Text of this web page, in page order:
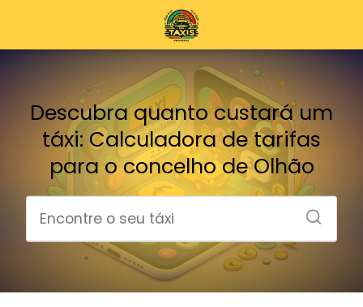
Descubra quanto custará um
táxi: Calculadora de tarifas
para o concelho de Olhão